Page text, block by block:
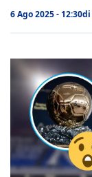
6 Ago 2025 - 12:30di